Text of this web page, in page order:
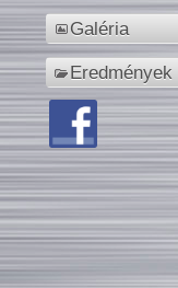
Galéria
Eredmények